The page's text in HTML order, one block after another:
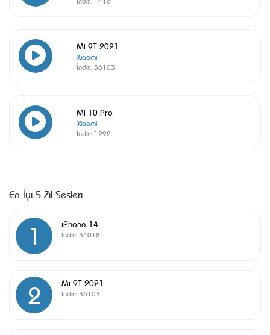
Mi 9T 2021
Xiaomi
İndir: 36103
Mi 10 Pro
Xiaomi
İndir: 1292
En İyi 5 Zil Sesleri
1 iPhone 14
İndir: 340181
2 Mi 9T 2021
İndir: 36103